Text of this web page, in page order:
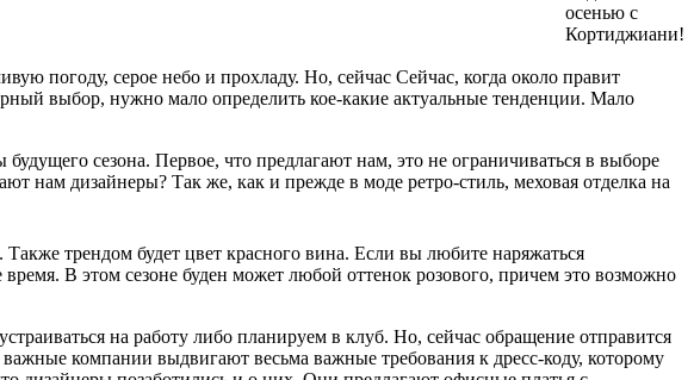
погоду, серое небо и прохладу. Но, сейчас Сейчас, когда около правит
выбор, нужно мало определить кое-какие актуальные тенденции. Мало
сезона. Первое, что предлагают нам, это не ограничиваться в выборе
дизайнеры? Так же, как и прежде в моде ретро-стиль, меховая отделка на
трендом будет цвет красного вина. Если вы любите наряжаться
В этом сезоне буден может любой оттенок розового, причем это возможно
на работу либо планируем в клуб. Но, сейчас обращение отправится
компании выдвигают весьма важные требования к дресс-коду, которому